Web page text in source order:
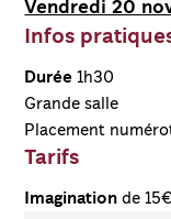
Vendredi 20
Infos
Durée 1h30
Grande salle
Placement
Tarifs
Imagination de